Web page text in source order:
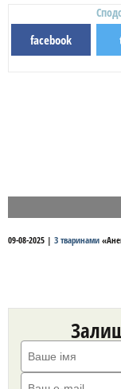
facebook
09-08-2025 | З тваринами «